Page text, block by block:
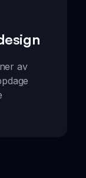
av